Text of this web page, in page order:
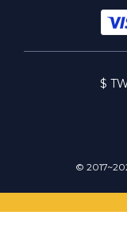
$
©